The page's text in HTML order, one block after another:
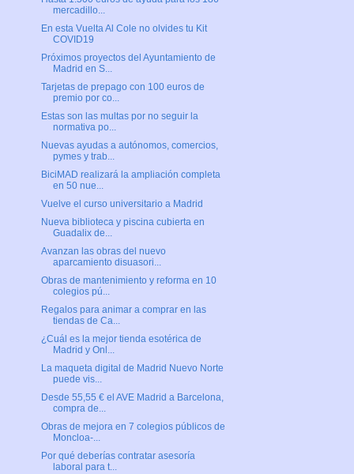
mercadillo...
En esta Vuelta Al Cole no olvides tu Kit
COVID19
Próximos proyectos del Ayuntamiento de
Madrid en S...
Tarjetas de prepago con 100 euros de
premio por co...
Estas son las multas por no seguir la
normativa po...
Nuevas ayudas a autónomos, comercios,
pymes y trab...
BiciMAD realizará la ampliación completa
en 50 nue...
Vuelve el curso universitario a Madrid
Nueva biblioteca y piscina cubierta en
Guadalix de...
Avanzan las obras del nuevo
aparcamiento disuasori...
Obras de mantenimiento y reforma en 10
colegios pú...
Regalos para animar a comprar en las
tiendas de Ca...
¿Cuál es la mejor tienda esotérica de
Madrid y Onl...
La maqueta digital de Madrid Nuevo Norte
puede vis...
Desde 55,55 € el AVE Madrid a Barcelona,
compra de...
Obras de mejora en 7 colegios públicos de
Moncloa-...
Por qué deberías contratar asesoría
laboral para t...